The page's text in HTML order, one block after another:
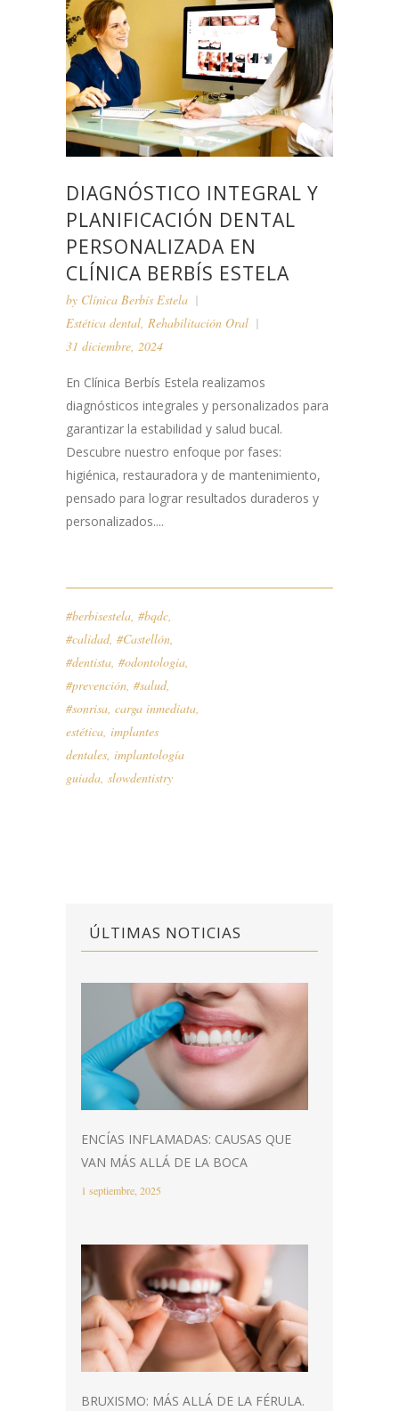
DIAGNÓSTICO INTEGRAL Y
PLANIFICACIÓN DENTAL
PERSONALIZADA EN
CLÍNICA BERBÍS ESTELA
by Clínica Berbís Estela
Estética dental, Rehabilitación Oral
31 diciembre, 2024
En Clínica Berbís Estela realizamos
diagnósticos integrales y personalizados para
garantizar la estabilidad y salud bucal.
Descubre nuestro enfoque por fases:
higiénica, restauradora y de mantenimiento,
pensado para lograr resultados duraderos y
personalizados....
#berbisestela, #bqdc,
#calidad, #Castellón,
#dentista, #odontologia,
#prevención, #salud,
#sonrisa, carga inmediata,
estética, implantes
dentales, implantología
guiada, slowdentistry
ÚLTIMAS NOTICIAS
ENCÍAS INFLAMADAS: CAUSAS QUE
VAN MÁS ALLÁ DE LA BOCA
1 septiembre, 2025
BRUXISMO: MÁS ALLÁ DE LA FÉRULA.